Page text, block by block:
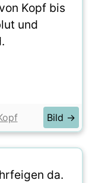
Kopf bis
und
Bild →
da.